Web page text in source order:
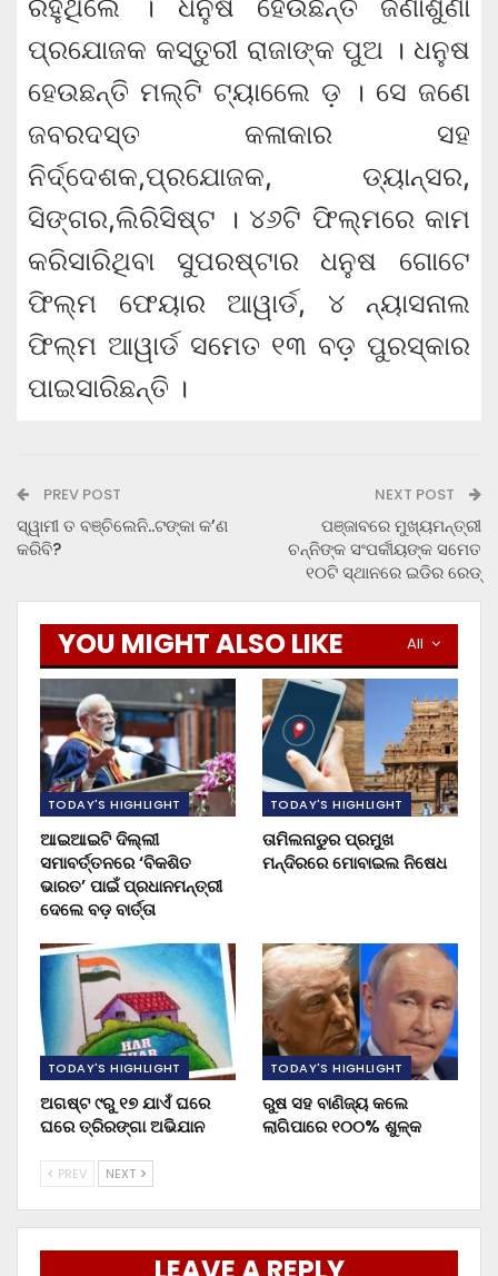
ରହୁଥିଲେ । ଧନୁଷ ହେଉଛନ୍ତି ଜଣାଶୁଣା
ପ୍ରଯୋଜକ କସ୍ତୁରୀ ରାଜାଙ୍କ ପୁଅ । ଧନୁଷ
ହେଉଛନ୍ତି ମଲ୍ଟି ଟ୍ୟାଲେେ ଡ଼ । ସେ ଜଣେ
ଜବରଦସ୍ତ କଳାକାର ସହ
ନିର୍ଦ୍ଦେଶକ,ପ୍ରଯୋଜକ, ଡ୍ୟାନ୍ସର,
ସିଙ୍ଗର,ଲିରିସିଷ୍ଟ । ୪୬ଟି ଫିଲ୍ମରେ କାମ
କରିସାରିଥିବା ସୁପରଷ୍ଟାର ଧନୁଷ ଗୋଟେ
ଫିଲ୍ମ ଫେୟାର ଆୱାର୍ଡ, ୪ ନ୍ୟାସନାଲ
ଫିଲ୍ମ ଆୱାର୍ଡ ସମେତ ୧୩ ବଡ଼ ପୁରସ୍କାର
ପାଇସାରିଛନ୍ତି ।
PREV POST
ସ୍ୱାମୀ ତ ବଞ୍ଚିଲେନି..ଟଙ୍କା କ’ଣ
କରିବି?
NEXT POST
ପଞ୍ଜାବରେ ମୁଖ୍ୟମନ୍ତ୍ରୀ
ଚନ୍ନିଙ୍କ ସଂପର୍କୀୟଙ୍କ ସମେତ
୧୦ଟି ସ୍ଥାନରେ ଇଡିର ରେଡ୍‌
All
YOU MIGHT ALSO LIKE
TODAY'S HIGHLIGHT
ଆଇଆଇଟି ଦିଲ୍ଲୀ
ସମାବର୍ତ୍ତନରେ ‘ବିକଶିତ
ଭାରତ’ ପାଇଁ ପ୍ରଧାନମନ୍ତ୍ରୀ
ଦେଲେ ବଡ଼ ବାର୍ତ୍ତା
TODAY'S HIGHLIGHT
ତାମିଲନାଡୁର ପ୍ରମୁଖ
ମନ୍ଦିରରେ ମୋବାଇଲ ନିଷେଧ
TODAY'S HIGHLIGHT
ଅଗଷ୍ଟ ୯ରୁ ୧୭ ଯାଏଁ ଘରେ
ଘରେ ତ୍ରିରଙ୍ଗା ଅଭିଯାନ
TODAY'S HIGHLIGHT
ରୁଷ ସହ ବାଣିଜ୍ୟ କଲେ
ଲାଗିପାରେ ୧୦୦% ଶୁଳ୍କ
PREV NEXT